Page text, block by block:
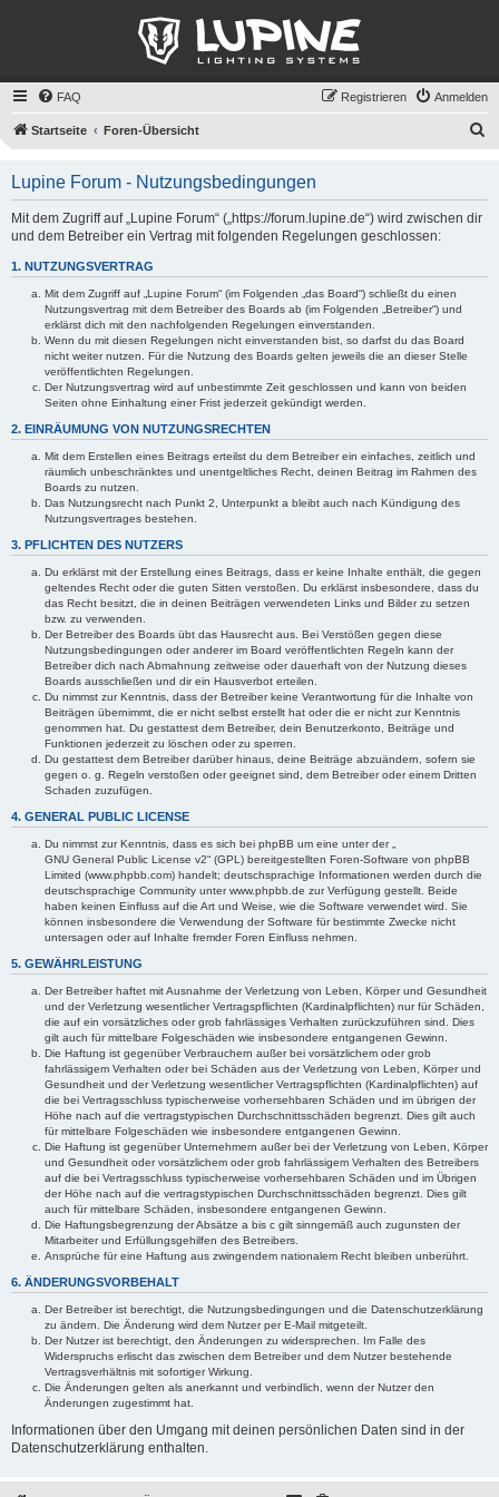
FAQ Anmelden
Registrieren
Startseite Foren-Übersicht
Lupine Forum - Nutzungsbedingungen
Mit dem Zugriff auf „Lupine Forum“ („https://forum.lupine.de“) wird zwischen dir
und dem Betreiber ein Vertrag mit folgenden Regelungen geschlossen:
1. NUTZUNGSVERTRAG
Mit dem Zugriff auf „Lupine Forum“ (im Folgenden „das Board“) schließt du einen
Nutzungsvertrag mit dem Betreiber des Boards ab (im Folgenden „Betreiber“) und
erklärst dich mit den nachfolgenden Regelungen einverstanden.
Wenn du mit diesen Regelungen nicht einverstanden bist, so darfst du das Board
nicht weiter nutzen. Für die Nutzung des Boards gelten jeweils die an dieser Stelle
veröffentlichten Regelungen.
Der Nutzungsvertrag wird auf unbestimmte Zeit geschlossen und kann von beiden
Seiten ohne Einhaltung einer Frist jederzeit gekündigt werden.
2. EINRÄUMUNG VON NUTZUNGSRECHTEN
Mit dem Erstellen eines Beitrags erteilst du dem Betreiber ein einfaches, zeitlich und
räumlich unbeschränktes und unentgeltliches Recht, deinen Beitrag im Rahmen des
Boards zu nutzen.
Das Nutzungsrecht nach Punkt 2, Unterpunkt a bleibt auch nach Kündigung des
Nutzungsvertrages bestehen.
3. PFLICHTEN DES NUTZERS
Du erklärst mit der Erstellung eines Beitrags, dass er keine Inhalte enthält, die gegen
geltendes Recht oder die guten Sitten verstoßen. Du erklärst insbesondere, dass du
das Recht besitzt, die in deinen Beiträgen verwendeten Links und Bilder zu setzen
bzw. zu verwenden.
Der Betreiber des Boards übt das Hausrecht aus. Bei Verstößen gegen diese
Nutzungsbedingungen oder anderer im Board veröffentlichten Regeln kann der
Betreiber dich nach Abmahnung zeitweise oder dauerhaft von der Nutzung dieses
Boards ausschließen und dir ein Hausverbot erteilen.
Du nimmst zur Kenntnis, dass der Betreiber keine Verantwortung für die Inhalte von
Beiträgen übernimmt, die er nicht selbst erstellt hat oder die er nicht zur Kenntnis
genommen hat. Du gestattest dem Betreiber, dein Benutzerkonto, Beiträge und
Funktionen jederzeit zu löschen oder zu sperren.
Du gestattest dem Betreiber darüber hinaus, deine Beiträge abzuändern, sofern sie
gegen o. g. Regeln verstoßen oder geeignet sind, dem Betreiber oder einem Dritten
Schaden zuzufügen.
4. GENERAL PUBLIC LICENSE
Du nimmst zur Kenntnis, dass es sich bei phpBB um eine unter der „
GNU General Public License v2“ (GPL) bereitgestellten Foren-Software von phpBB
Limited (www.phpbb.com) handelt; deutschsprachige Informationen werden durch die
deutschsprachige Community unter www.phpbb.de zur Verfügung gestellt. Beide
haben keinen Einfluss auf die Art und Weise, wie die Software verwendet wird. Sie
können insbesondere die Verwendung der Software für bestimmte Zwecke nicht
untersagen oder auf Inhalte fremder Foren Einfluss nehmen.
5. GEWÄHRLEISTUNG
Der Betreiber haftet mit Ausnahme der Verletzung von Leben, Körper und Gesundheit
und der Verletzung wesentlicher Vertragspflichten (Kardinalpflichten) nur für Schäden,
die auf ein vorsätzliches oder grob fahrlässiges Verhalten zurückzuführen sind. Dies
gilt auch für mittelbare Folgeschäden wie insbesondere entgangenen Gewinn.
Die Haftung ist gegenüber Verbrauchern außer bei vorsätzlichem oder grob
fahrlässigem Verhalten oder bei Schäden aus der Verletzung von Leben, Körper und
Gesundheit und der Verletzung wesentlicher Vertragspflichten (Kardinalpflichten) auf
die bei Vertragsschluss typischerweise vorhersehbaren Schäden und im übrigen der
Höhe nach auf die vertragstypischen Durchschnittsschäden begrenzt. Dies gilt auch
für mittelbare Folgeschäden wie insbesondere entgangenen Gewinn.
Die Haftung ist gegenüber Unternehmern außer bei der Verletzung von Leben, Körper
und Gesundheit oder vorsätzlichem oder grob fahrlässigem Verhalten des Betreibers
auf die bei Vertragsschluss typischerweise vorhersehbaren Schäden und im Übrigen
der Höhe nach auf die vertragstypischen Durchschnittsschäden begrenzt. Dies gilt
auch für mittelbare Schäden, insbesondere entgangenen Gewinn.
Die Haftungsbegrenzung der Absätze a bis c gilt sinngemäß auch zugunsten der
Mitarbeiter und Erfüllungsgehilfen des Betreibers.
Ansprüche für eine Haftung aus zwingendem nationalem Recht bleiben unberührt.
6. ÄNDERUNGSVORBEHALT
Der Betreiber ist berechtigt, die Nutzungsbedingungen und die Datenschutzerklärung
zu ändern. Die Änderung wird dem Nutzer per E-Mail mitgeteilt.
Der Nutzer ist berechtigt, den Änderungen zu widersprechen. Im Falle des
Widerspruchs erlischt das zwischen dem Betreiber und dem Nutzer bestehende
Vertragsverhältnis mit sofortiger Wirkung.
Die Änderungen gelten als anerkannt und verbindlich, wenn der Nutzer den
Änderungen zugestimmt hat.
Informationen über den Umgang mit deinen persönlichen Daten sind in der
Datenschutzerklärung enthalten.